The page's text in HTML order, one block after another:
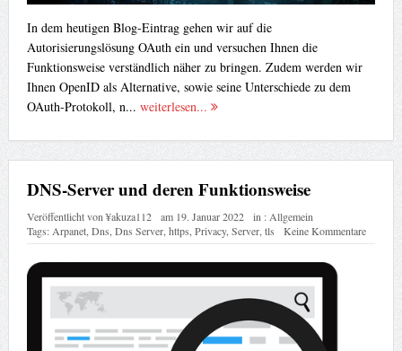
In dem heutigen Blog-Eintrag gehen wir auf die
Autorisierungslösung OAuth ein und versuchen Ihnen die
Funktionsweise verständlich näher zu bringen. Zudem werden wir
Ihnen OpenID als Alternative, sowie seine Unterschiede zu dem
OAuth-Protokoll, n... weiterlesen...
DNS-Server und deren Funktionsweise
Veröffentlicht von¥akuza112 am 19. Januar 2022 in :Allgemein
Tags:Arpanet,Dns,Dns Server,https,Privacy,Server,tls Keine Kommentare